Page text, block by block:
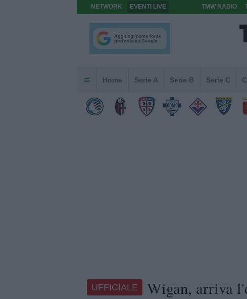
NETWORK EVENTI LIVE TMW RADIO
Home Serie A Serie B Serie C
UFFICIALE
Wigan, arriva